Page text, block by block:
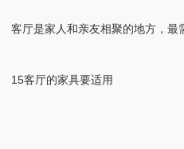
客厅是家人和亲友相聚的地方，最
15客厅的家具要适用